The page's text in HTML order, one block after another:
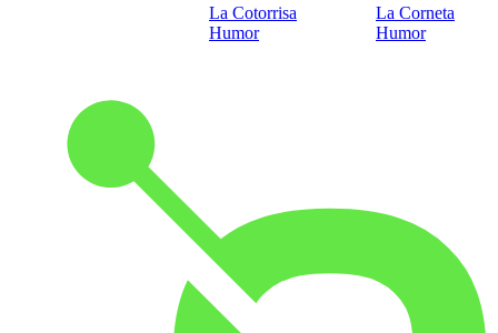
La Cotorrisa
Humor
La Corneta
Humor